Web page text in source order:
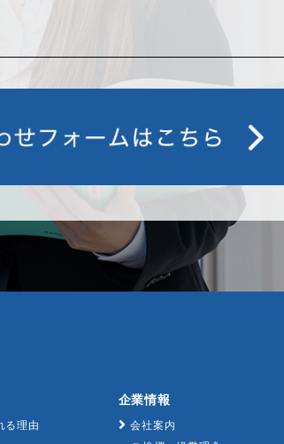
る理由
企業情報
会社案内